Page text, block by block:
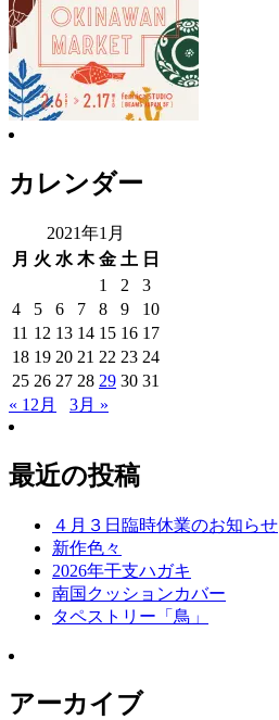
カレンダー
2021年1月
月 火 水 木 金 土 日
1
2
3
4
5 6 7 8 9
10
11 12 13 14 15 16 17
18 19 20 21 22 23 24
25 26 27 28 29 30 31
« 12月
3月 »
最近の投稿
４月３日臨時休業のお知らせ
新作色々
2026年干支ハガキ
南国クッションカバー
タペストリー「鳥」
アーカイブ